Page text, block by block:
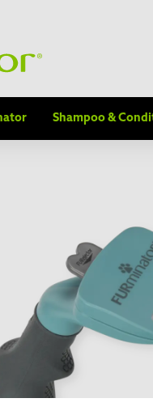
Shampoo &